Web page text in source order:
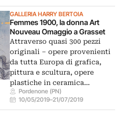
GALLERIA HARRY BERTOIA
Femmes 1900, la donna Art
Nouveau Omaggio a Grasset
Attraverso quasi 300 pezzi
originali – opere provenienti
da tutta Europa di grafica,
pittura e scultura, opere
plastiche in ceramica…
Pordenone (PN)
10/05/2019–21/07/2019